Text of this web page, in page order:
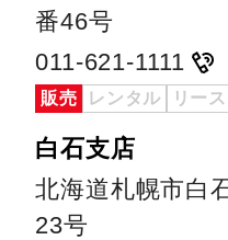
番46号
011-621-1111
販売 レンタル リース
白石支店
北海道札幌市白
23号